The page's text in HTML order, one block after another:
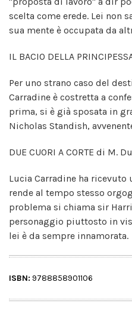
scelta come erede. Lei non
sua mente è occupata da
IL BACIO DELLA
Per uno strano caso del
Carradine è costretta a
prima, si è già sposata in
Nicholas Standish,
DUE CUORI A CORTE di M.
Lucia Carradine ha
rende al tempo stesso
problema si chiama sir
personaggio piuttosto in
lei è da sempre innamorata.
ISBN: 9788858901106